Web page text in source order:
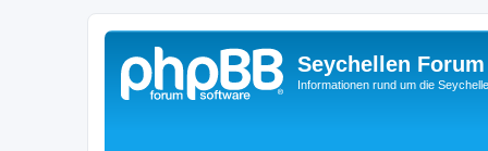
Seychellen Forum
Informationen rund um die